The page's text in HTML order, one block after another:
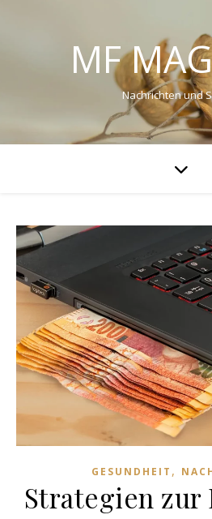
MF
Nachrichten und
GESUNDHEIT ,
Strategien